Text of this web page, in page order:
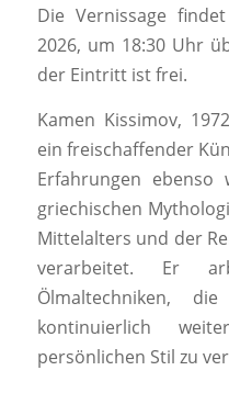
Die Vernissage
2026, um 18:30 Uhr
der Eintritt ist frei.
Kamen Kissimov,
ein freischaffender
Erfahrungen
griechischen
Mittelalters und der
verarbeitet. Er
Ölmaltechniken,
kontinuierlich
persönlichen Stil zu